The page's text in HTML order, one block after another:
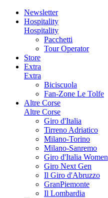
Newsletter
Hospitality
Hospitality
Pacchetti
Tour Operator
Store
Extra
Extra
Biciscuola
Fan-Zone Le Tolfe
Altre Corse
Altre Corse
Giro d'Italia
Tirreno Adriatico
Milano-Torino
Milano-Sanremo
Giro d'Italia Women
Giro Next Gen
Il Giro d'Abruzzo
GranPiemonte
Il Lombardia